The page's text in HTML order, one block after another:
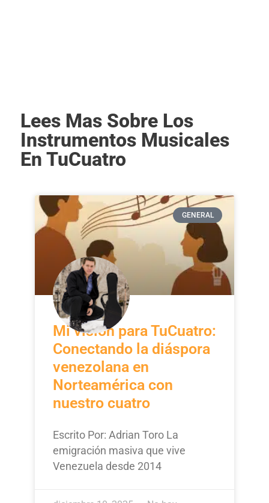
Lees Mas Sobre Los
Instrumentos Musicales
En TuCuatro
GENERAL
Mi visión para TuCuatro:
Conectando la diáspora
venezolana en
Norteamérica con
nuestro cuatro
Escrito Por: Adrian Toro La
emigración masiva que vive
Venezuela desde 2014